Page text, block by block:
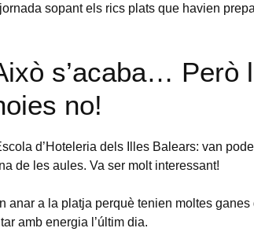
sopant els rics plats que havien
s’acaba… Però
no!
d’Hoteleria dels Illes Balears: van
de les aules. Va ser molt interessant!
anar a la platja perquè tenien moltes
amb energia l’últim dia.